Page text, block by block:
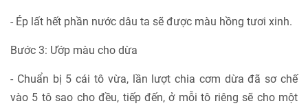
- Ép lất hết phần nước dâu ta sẽ được màu hồng tươi xinh.
Bước 3: Ướp màu cho dừa
- Chuẩn bị 5 cái tô vừa, lần lượt chia cơm dừa đã sơ chế
vào 5 tô sao cho đều, tiếp đến, ở mỗi tô riêng sẽ cho một